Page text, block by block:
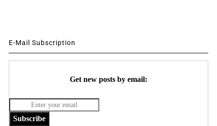
E-Mail Subscription
Get new posts by email:
Subscribe